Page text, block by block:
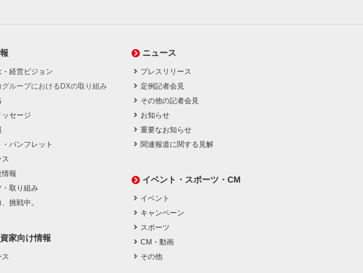
経営ビジョン
グループにおけるDXの取り組み
ッセージ
パンフレット
ス
情報
・取り組み
挑戦中。
家向け情報
ス
ニュース
プレスリリース
定例記者会見
その他の記者会見
お知らせ
重要なお知らせ
関連報道に関する見解
イベント・スポーツ・CM
イベント
キャンペーン
スポーツ
CM・動画
その他